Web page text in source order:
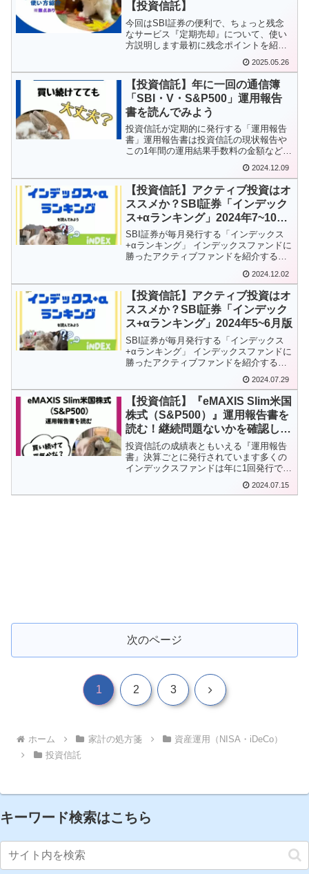
【投資信託】
今回はSBI証券の便利で、ちょっと残念
なサービス『定期売却』について、使い
方説明します最初に残念ポイントを紹介
でしょ？！ってなりました(°_°)特定口座
は対象なので、現在は課税口座で運用し
ている方に限...
2025.05.26
【投資信託】年に一回の通信簿
「SBI・V・S&P500」運用報告
書を読んでみよう
投資信託が定期的に発行する「運用報告
書」運用報告書は投資信託の現状報告や
この1年間の運用結果手数料の金額などを
教えてくれる、言わば投資信託の通信簿
です私たちの資産を運用してくれてる投
資信託が問題なく運用できているか今後
も続けていて大丈夫かを...
2024.12.09
【投資信託】アクティブ投資はオ
ススメか？SBI証券「インデック
ス+αランキング」2024年7~10月
版
SBI証券が毎月発行する「インデックス
+αランキング」 インデックスファンドに
勝ったアクティブファンドを紹介する、
す。ランキングに載ってるのはどんなフ
ァンドか？アクティブ投資はオススメな
のか？を中心に解説します
2024.12.02
【投資信託】アクティブ投資はオ
ススメか？SBI証券「インデック
ス+αランキング」2024年5~6月版
SBI証券が毎月発行する「インデックス
+αランキング」 インデックスファンドに
勝ったアクティブファンドを紹介する、
す。ランキングに載ってるのはどんなフ
ァンドか？アクティブ投資はオススメな
のか？を中心に解説します
2024.07.29
【投資信託】『eMAXIS Slim米国
株式（S&P500）』運用報告書を
読む！継続問題ないかを確認しよ
う
投資信託の成績表ともいえる『運用報告
書』決算ごとに発行されています多くの
インデックスファンドは年に1回発行です
（S＆P500)の運用報告書が出ました今回
2024.07.15
次のページ
1 2 3 次
ホーム 家計の処方箋
資産運用（NISA・iDeCo）
投資信託
キーワード検索はこちら